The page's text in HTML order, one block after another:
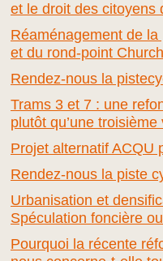
et le droit des citoyens
Réaménagement de
et du rond-point
Rendez-nous la piste
Trams 3 et 7 : une
plutôt qu’une troisième
Projet alternatif ACQU
Rendez-nous la piste
Urbanisation et
Spéculation foncière
Pourquoi la récente